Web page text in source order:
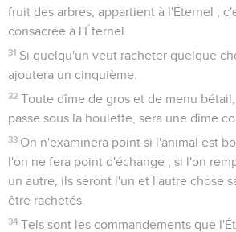
fruit des arbres, appartient à l'Éternel ;
consacrée à l'Éternel.
31 Si quelqu'un veut racheter quelque
ajoutera un cinquième.
32 Toute dîme de gros et de menu
passe sous la houlette, sera une dîme
33 On n'examinera point si l'animal est
l'on ne fera point d'échange ; si l'on
un autre, ils seront l'un et l'autre chose
être rachetés.
34 Tels sont les commandements que